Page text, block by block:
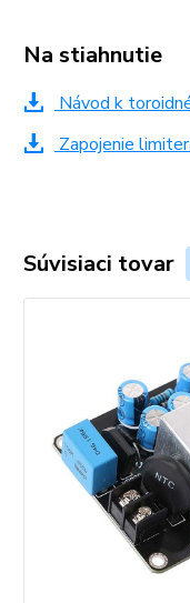
Na stiahnutie
Návod k
Zapojenie
Súvisiaci tovar